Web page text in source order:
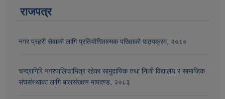
राजपत्र
नगर प्रहरी सेवाको लागि प्रतियोगितात्मक परिक्षाको पाठ्यक्रम, २०८०
चन्द्रागिरि नगरपालिकाभित्र रहेका सामुदायिक तथा निजी विद्यालय र सामाजिक
संघसंस्थाका लागि बालसंरक्षण मापदण्ड, २०८३